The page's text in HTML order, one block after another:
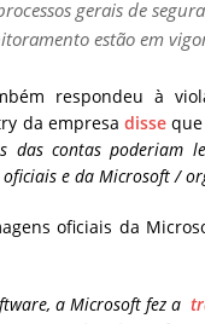
gerais de
estão em
respondeu à
da empresa disseque
das contas poderiam
e da Microsoft /
oficiais da
a Microsoft fez a